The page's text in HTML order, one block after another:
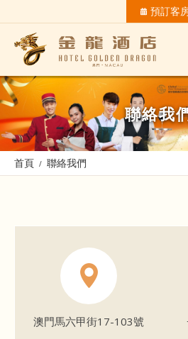
預訂客
聯絡我
首頁 聯絡我們
澳門馬六甲街17-103號